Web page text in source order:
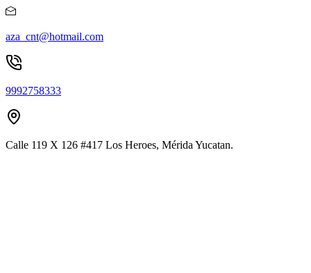
aza_cnt@hotmail.com
9992758333
Calle 119 X 126 #417 Los Heroes, Mérida Yucatan.